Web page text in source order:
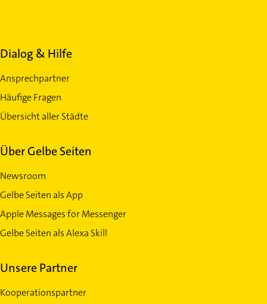
Dialog & Hilfe
Ansprechpartner
Häufige Fragen
Übersicht aller Städte
Über Gelbe Seiten
Newsroom
Gelbe Seiten als App
Apple Messages for Messenger
Gelbe Seiten als Alexa Skill
Unsere Partner
Kooperationspartner